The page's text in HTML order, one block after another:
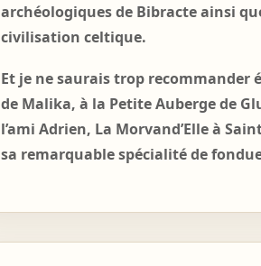
archéologiques de Bibracte ainsi
civilisation celtique.
Et je ne saurais trop recommander
de Malika, à la Petite Auberge de
l’ami Adrien, La Morvand’Elleà
sa remarquable spécialité de